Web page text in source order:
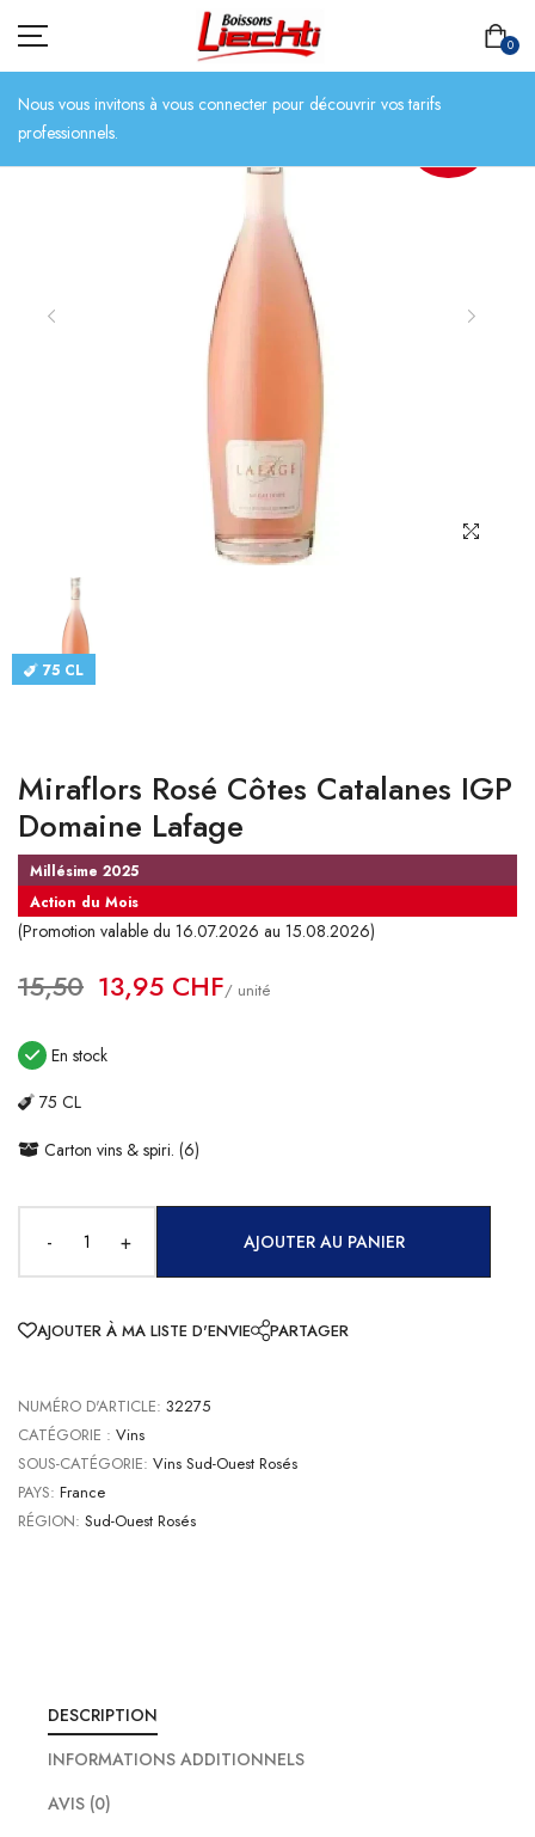
0
BIÈRES
BOISSONS SANS ALCOOL
CATALOGUES
CONTACT
Devise
Nous vous invitons à vous connecter pour découvrir vos tarifs
professionnels.
75 CL
Miraflors Rosé Côtes Catalanes IGP
Domaine Lafage
Millésime 2025
Action du Mois
(Promotion valable du 16.07.2026 au 15.08.2026)
15,50 13,95 CHF/ unité
En stock
75 CL
Carton vins & spiri. (6)
- + AJOUTER AU PANIER
AJOUTER À MA LISTE D'ENVIE PARTAGER
NUMÉRO D'ARTICLE: 32275
CATÉGORIE : Vins
SOUS-CATÉGORIE: Vins Sud-Ouest Rosés
PAYS: France
RÉGION: Sud-Ouest Rosés
DESCRIPTION
INFORMATIONS ADDITIONNELS
AVIS (0)